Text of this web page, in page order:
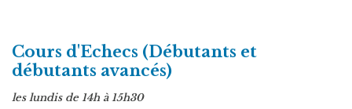
Cours d'Echecs (Débutants et
débutants avancés)
les lundis de 14h à 15h30